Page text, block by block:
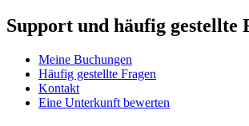
Support und häufig gestellte
Meine Buchungen
Häufig gestellte Fragen
Kontakt
Eine Unterkunft bewerten